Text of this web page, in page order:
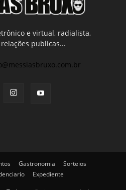
e virtual, radialista,
publicas...
Gastronomia
Sorteios
Expediente